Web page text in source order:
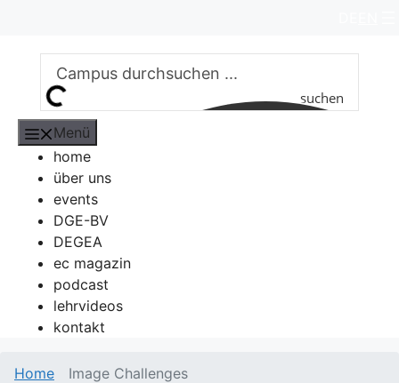
springen
suchen
Menü
home
über uns
events
DGE-BV
DEGEA
ec magazin
podcast
lehrvideos
kontakt
Home Image Challenges